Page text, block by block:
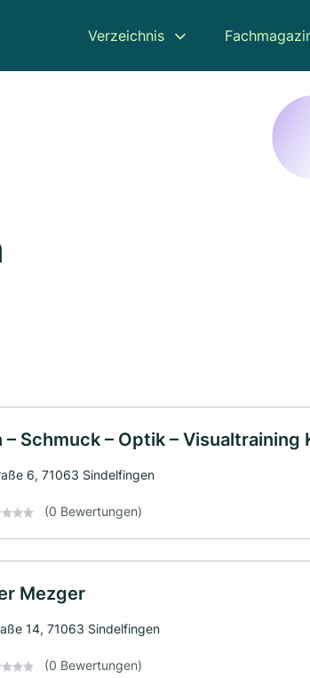
Verzeichnis
– Schmuck – Optik –
6, 71063 Sindelfingen
(0 Bewertungen)
Mezger
14, 71063 Sindelfingen
(0 Bewertungen)